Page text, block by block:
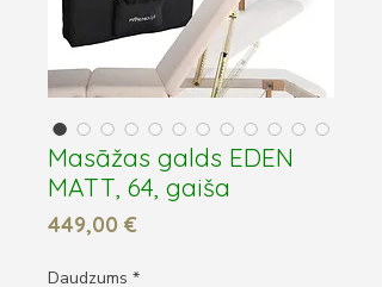
Masāžas galds EDEN
MATT, 64, gaiša
449,00 €Cena
Daudzums *